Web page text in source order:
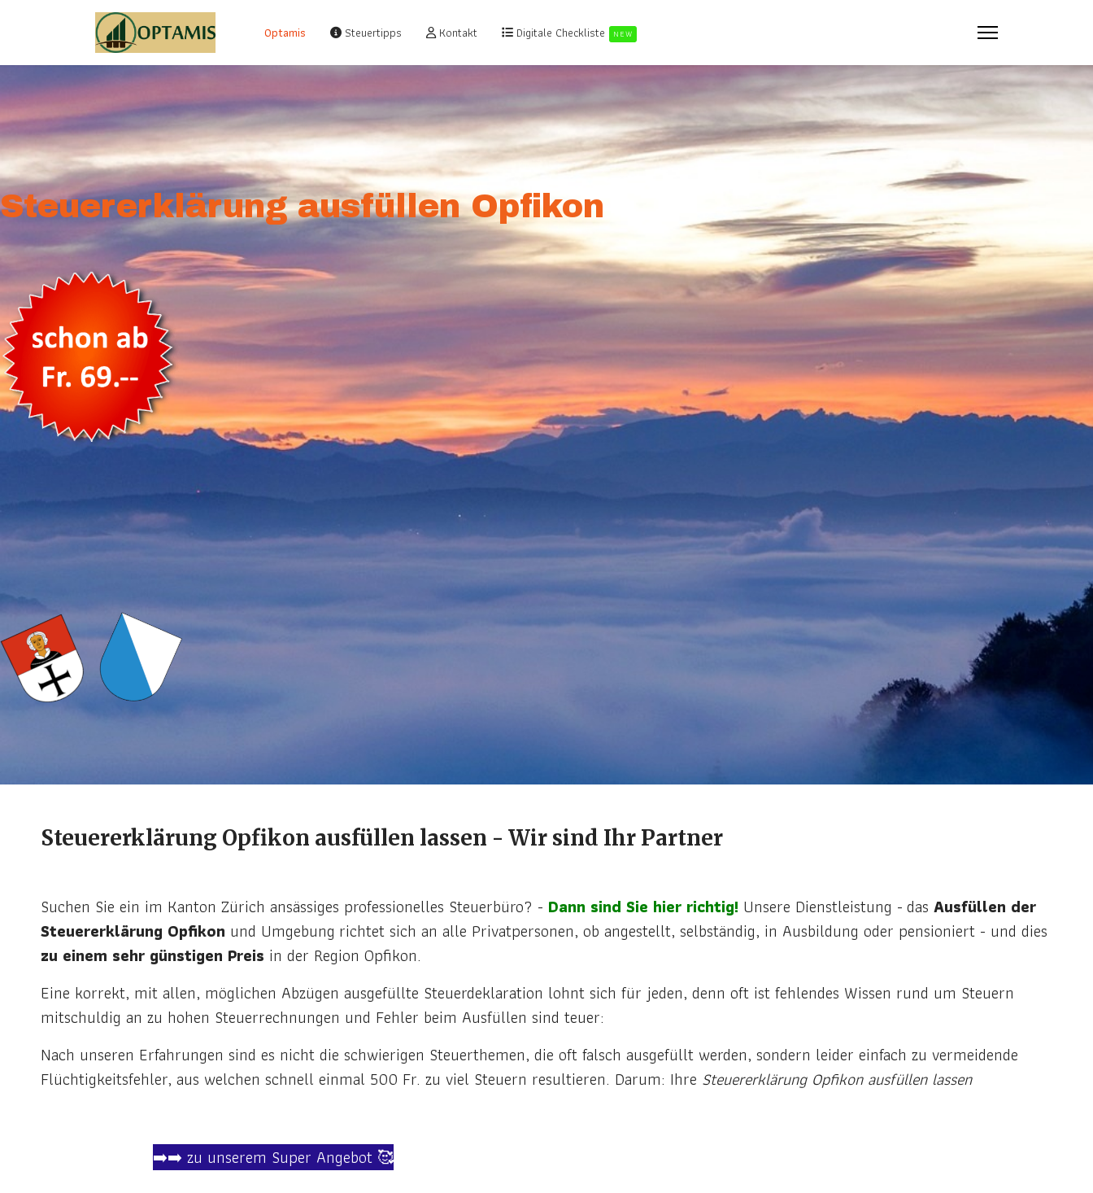
Optamis Steuertipps Kontakt Digitale Checkliste NEW
Steuererklärung ausfüllen Opfikon
Steuererklärung Opfikon ausfüllen lassen - Wir sind Ihr Partner
Suchen Sie ein im Kanton Zürich ansässiges professionelles Steuerbüro? - Dann sind Sie hier richtig! Unsere Dienstleistung - das Ausfüllen der
Steuererklärung Opfikon und Umgebung richtet sich an alle Privatpersonen, ob angestellt, selbständig, in Ausbildung oder pensioniert - und dies
zu einem sehr günstigen Preis in der Region Opfikon.
Eine korrekt, mit allen, möglichen Abzügen ausgefüllte Steuerdeklaration lohnt sich für jeden, denn oft ist fehlendes Wissen rund um Steuern
mitschuldig an zu hohen Steuerrechnungen und Fehler beim Ausfüllen sind teuer:
Nach unseren Erfahrungen sind es nicht die schwierigen Steuerthemen, die oft falsch ausgefüllt werden, sondern leider einfach zu vermeidende
Flüchtigkeitsfehler, aus welchen schnell einmal 500 Fr. zu viel Steuern resultieren. Darum: Ihre Steuererklärung Opfikon ausfüllen lassen
➡️➡️ zu unserem Super Angebot 🥰